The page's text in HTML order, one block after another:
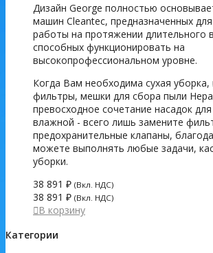
Дизайн George полностью
машин Cleantec, предназначенных
работы на протяжении длительного
способных функционировать на
высокопрофессиональном уровне.
Когда Вам необходима сухая уборка,
фильтры, мешки для сбора пыли
превосходное сочетание насадок
влажной - всего лишь замените
предохранительные клапаны,
можете выполнять любые задачи,
уборки.
38 891 ₽ (Вкл. НДС)
38 891 ₽ (Вкл. НДС)
В корзину
Категории